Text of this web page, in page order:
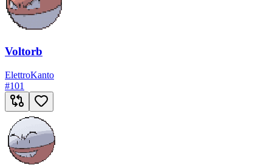
Voltorb
ElettroKanto
#101